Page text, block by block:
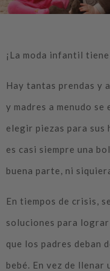
¡La moda infantil
Hay tantas prendas y
y madres a menudo
elegir piezas para sus
es casi siempre una
buena parte, ni
En tiempos de crisis,
soluciones para
que los padres deban
bebé. En vez de